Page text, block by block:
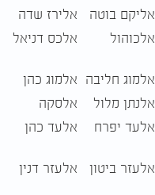
אליקם בוטה
אלירז שדה
אלכוהול
אלכס דניאל
אלמוג חליבה אלמוג כהן
אלנתן מלול
אלסקה
אלעד יפרח
אלעד כהן
אלעזר ביטון אלעזר דנין